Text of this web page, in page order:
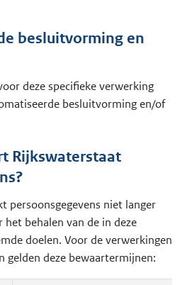
besluitvorming en
deze specifieke verwerking
besluitvorming en/of
Rijkswaterstaat
persoonsgegevens niet langer
behalen van de in deze
doelen. Voor de verwerkingen
gelden deze bewaartermijnen: